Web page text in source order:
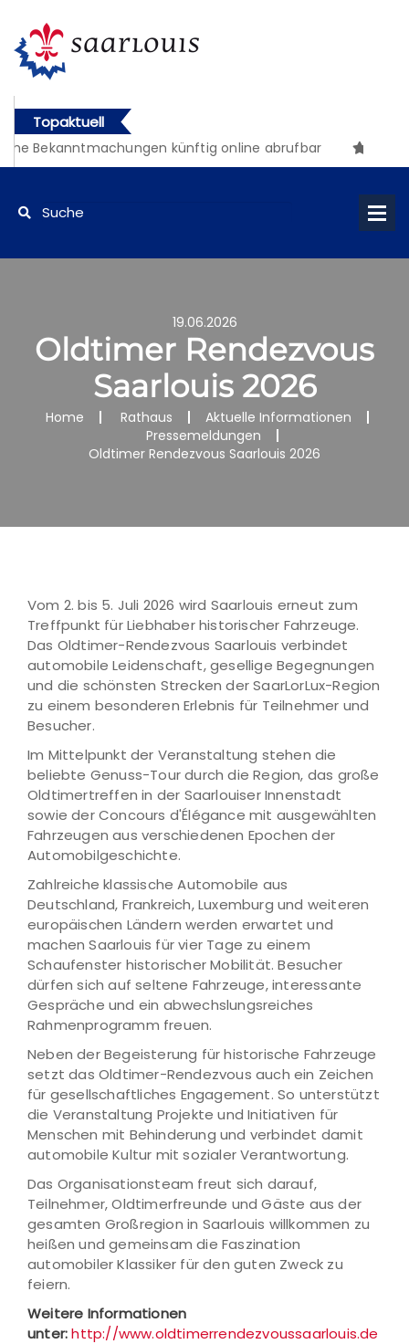
Topaktuell
Bekanntmachungen künftig online abrufbar
19.06.2026
Oldtimer Rendezvous
Saarlouis 2026
Home Rathaus
Aktuelle Informationen
Pressemeldungen
Oldtimer Rendezvous Saarlouis 2026
Vom 2. bis 5. Juli 2026 wird Saarlouis erneut zum
Treffpunkt für Liebhaber historischer Fahrzeuge.
Das Oldtimer-Rendezvous Saarlouis verbindet
automobile Leidenschaft, gesellige Begegnungen
und die schönsten Strecken der SaarLorLux-Region
zu einem besonderen Erlebnis für Teilnehmer und
Besucher.
Im Mittelpunkt der Veranstaltung stehen die
beliebte Genuss-Tour durch die Region, das große
Oldtimertreffen in der Saarlouiser Innenstadt
sowie der Concours d'Élégance mit ausgewählten
Fahrzeugen aus verschiedenen Epochen der
Automobilgeschichte.
Zahlreiche klassische Automobile aus
Deutschland, Frankreich, Luxemburg und weiteren
europäischen Ländern werden erwartet und
machen Saarlouis für vier Tage zu einem
Schaufenster historischer Mobilität. Besucher
dürfen sich auf seltene Fahrzeuge, interessante
Gespräche und ein abwechslungsreiches
Rahmenprogramm freuen.
Neben der Begeisterung für historische Fahrzeuge
setzt das Oldtimer-Rendezvous auch ein Zeichen
für gesellschaftliches Engagement. So unterstützt
die Veranstaltung Projekte und Initiativen für
Menschen mit Behinderung und verbindet damit
automobile Kultur mit sozialer Verantwortung.
Das Organisationsteam freut sich darauf,
Teilnehmer, Oldtimerfreunde und Gäste aus der
gesamten Großregion in Saarlouis willkommen zu
heißen und gemeinsam die Faszination
automobiler Klassiker für den guten Zweck zu
feiern.
Weitere Informationen
unter: http://www.oldtimerrendezvoussaarlouis.de